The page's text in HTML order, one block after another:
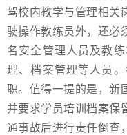
驾校内教学与管理相关
驶操作教练员外，还必
名安全管理人员及教
理、档案管理等人员
职。值得一提的是，新
并要求学员培训档案保
通事故后进行责任倒查